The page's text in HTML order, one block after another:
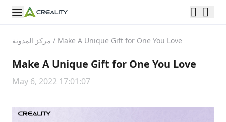
مركز المدونة / Make A Unique Gift for One You Love
Make A Unique Gift for One You Love
May 6, 2022 17:01:07